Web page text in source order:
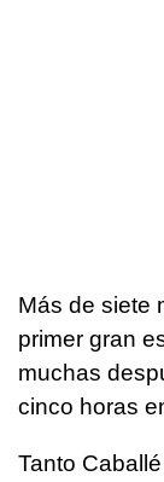
Más de siete
primer gran
muchas
cinco horas
Tanto